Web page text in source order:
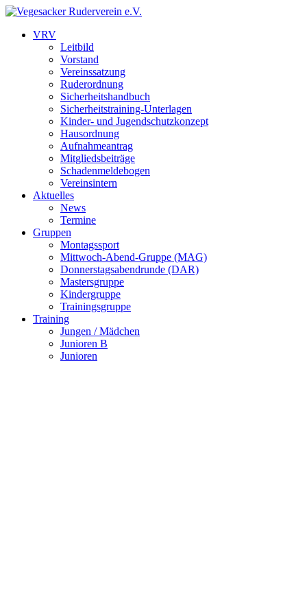
VRV
Leitbild
Vorstand
Vereinssatzung
Ruderordnung
Sicherheitshandbuch
Sicherheitstraining-Unterlagen
Kinder- und Jugendschutzkonzept
Hausordnung
Aufnahmeantrag
Mitgliedsbeiträge
Schadenmeldebogen
Vereinsintern
Aktuelles
News
Termine
Gruppen
Montagssport
Mittwoch-Abend-Gruppe (MAG)
Donnerstagsabendrunde (DAR)
Mastersgruppe
Kindergruppe
Trainingsgruppe
Training
Jungen / Mädchen
Junioren B
Junioren